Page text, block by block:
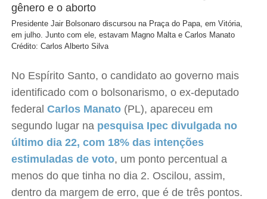
Presidente Jair Bolsonaro discursou na Praça do Papa, em Vitória,
em julho. Junto com ele, estavam Magno Malta e Carlos Manato
Crédito: Carlos Alberto Silva
No Espírito Santo, o candidato ao governo mais
identificado com o bolsonarismo, o ex-deputado
federalCarlos Manato (PL), apareceu em
segundo lugar na pesquisa Ipec divulgada no
último dia 22, com 18% das intenções
estimuladas de voto, um ponto percentual a
menos do que tinha no dia 2. Oscilou, assim,
dentro da margem de erro, que é de três pontos.